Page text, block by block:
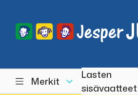
Merkit
Lasten
sisävaatteet